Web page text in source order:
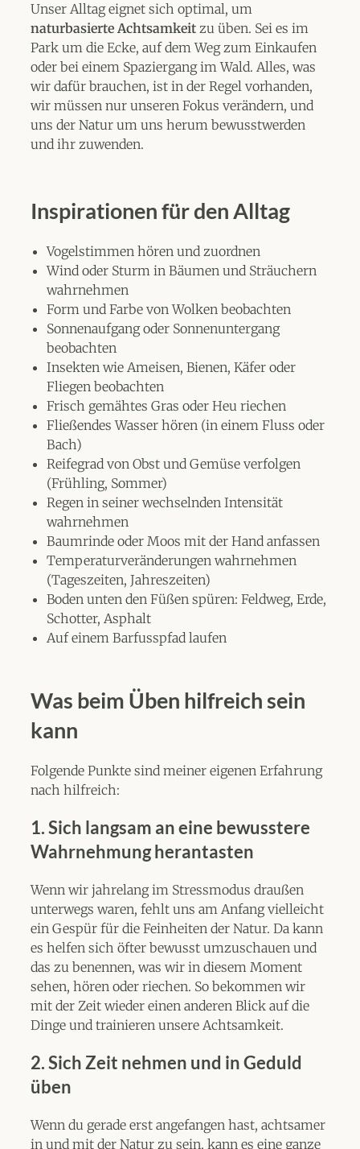
Unser Alltag eignet sich optimal, um
naturbasierte Achtsamkeit zu üben. Sei es im
Park um die Ecke, auf dem Weg zum Einkaufen
oder bei einem Spaziergang im Wald. Alles, was
wir dafür brauchen, ist in der Regel vorhanden,
wir müssen nur unseren Fokus verändern, und
uns der Natur um uns herum bewusstwerden
und ihr zuwenden.
Inspirationen für den Alltag
Vogelstimmen hören und zuordnen
Wind oder Sturm in Bäumen und Sträuchern
wahrnehmen
Form und Farbe von Wolken beobachten
Sonnenaufgang oder Sonnenuntergang
beobachten
Insekten wie Ameisen, Bienen, Käfer oder
Fliegen beobachten
Frisch gemähtes Gras oder Heu riechen
Fließendes Wasser hören (in einem Fluss oder
Bach)
Reifegrad von Obst und Gemüse verfolgen
(Frühling, Sommer)
Regen in seiner wechselnden Intensität
wahrnehmen
Baumrinde oder Moos mit der Hand anfassen
Temperaturveränderungen wahrnehmen
(Tageszeiten, Jahreszeiten)
Boden unten den Füßen spüren: Feldweg, Erde,
Schotter, Asphalt
Auf einem Barfusspfad laufen
Was beim Üben hilfreich sein
kann
Folgende Punkte sind meiner eigenen Erfahrung
nach hilfreich:
1.Sich langsam an eine bewusstere
Wahrnehmung herantasten
Wenn wir jahrelang im Stressmodus draußen
unterwegs waren, fehlt uns am Anfang vielleicht
ein Gespür für die Feinheiten der Natur. Da kann
es helfen sich öfter bewusst umzuschauen und
das zu benennen, was wir in diesem Moment
sehen, hören oder riechen. So bekommen wir
mit der Zeit wieder einen anderen Blick auf die
Dinge und trainieren unsere Achtsamkeit.
2.Sich Zeit nehmen und in Geduld
üben
Wenn du gerade erst angefangen hast, achtsamer
in und mit der Natur zu sein, kann es eine ganze